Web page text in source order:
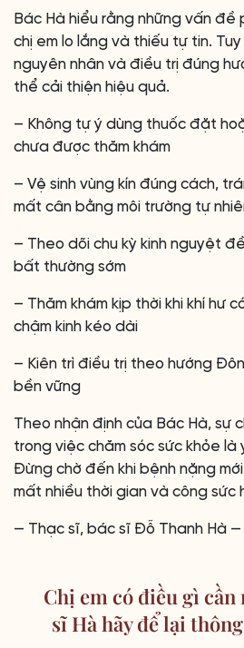
Bác Hà hiểu rằng những vấn đề
chị em lo lắng và thiếu tự tin. Tuy
nguyên nhân và điều trị đúng
thể cải thiện hiệu quả.
– Không tự ý dùng thuốc đặt
chưa được thăm khám
– Vệ sinh vùng kín đúng cách,
mất cân bằng môi trường tự
– Theo dõi chu kỳ kinh nguyệt
bất thường sớm
– Thăm khám kịp thời khi khí hư
chậm kinh kéo dài
– Kiên trì điều trị theo hướng
bền vững
Theo nhận định của Bác Hà, sự
trong việc chăm sóc sức khỏe
Đừng chờ đến khi bệnh nặng
mất nhiều thời gian và công sức
— Thạc sĩ, bác sĩ Đỗ Thanh Hà —
Chị em có điều gì cần
sĩ Hà hãy để lại